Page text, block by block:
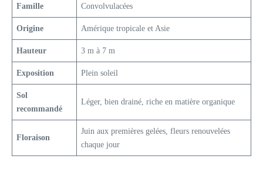
Famille Convolvulacées
Origine Amérique tropicale et Asie
Hauteur 3 m à 7 m
Exposition Plein soleil
Sol
recommandé
Léger, bien drainé, riche en matière organique
Floraison
Juin aux premières gelées, fleurs renouvelées
chaque jour